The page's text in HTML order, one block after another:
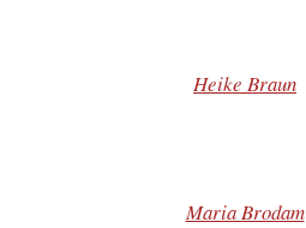
Heike Braun
Maria Brodam